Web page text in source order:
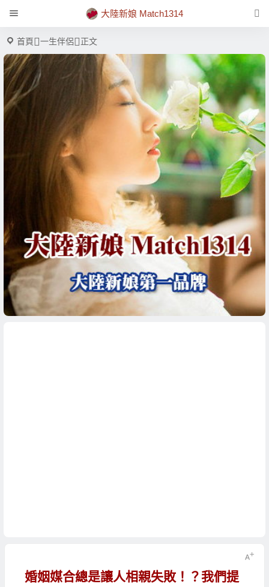
大陸新娘 Match1314
首頁 一生伴侶 正文
婚姻媒合總是讓人相親失敗！？我們提